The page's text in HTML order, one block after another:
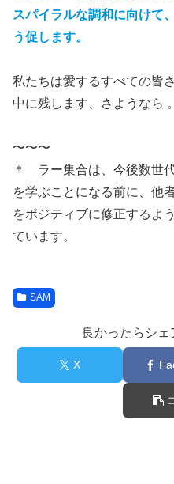
スパイラルな調和に向けて
う促します。
私たちは愛するすべての皆
中に残します、さようなら 。
〜〜〜
＊ ラー集合は、今後数世
を学ぶことになる前に、他
をポジティブに修正するよ
ています。
SAM
良かったらシ
X